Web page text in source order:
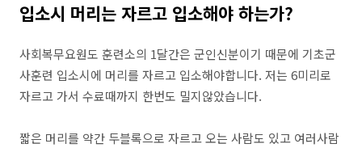
입소시 머리는 자르고 입소해야 하는가?
사회복무요원도 훈련소의 1달간은 군인신분이기 때문에 기초군
사훈련 입소시에 머리를 자르고 입소해야합니다. 저는 6미리로
자르고 가서 수료때까지 한번도 밀지않았습니다.
짧은 머리를 약간 두블록으로 자르고 오는 사람도 있고 여러사람